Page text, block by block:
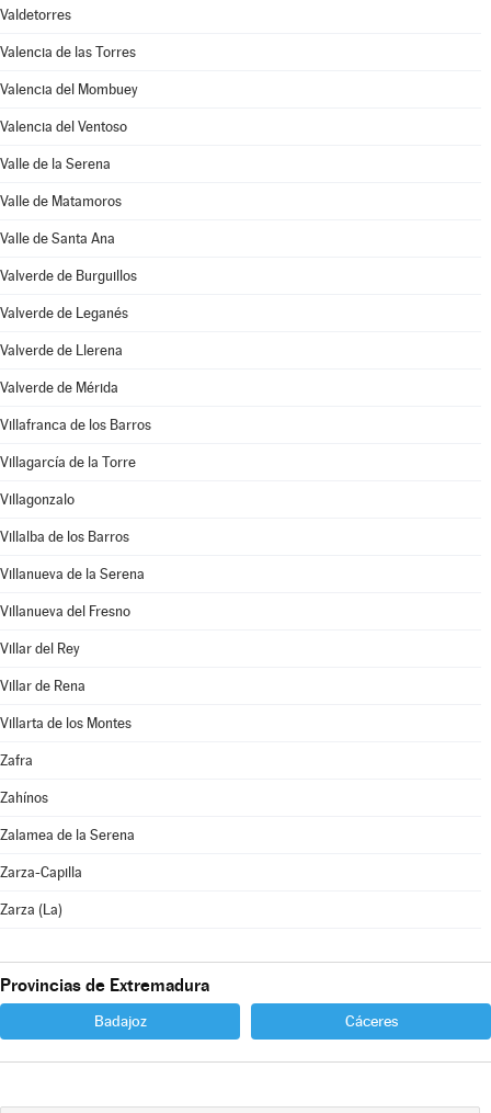
Valdetorres
Valencia de las Torres
Valencia del Mombuey
Valencia del Ventoso
Valle de la Serena
Valle de Matamoros
Valle de Santa Ana
Valverde de Burguillos
Valverde de Leganés
Valverde de Llerena
Valverde de Mérida
Villafranca de los Barros
Villagarcía de la Torre
Villagonzalo
Villalba de los Barros
Villanueva de la Serena
Villanueva del Fresno
Villar del Rey
Villar de Rena
Villarta de los Montes
Zafra
Zahínos
Zalamea de la Serena
Zarza-Capilla
Zarza (La)
Provincias de Extremadura
Badajoz Cáceres